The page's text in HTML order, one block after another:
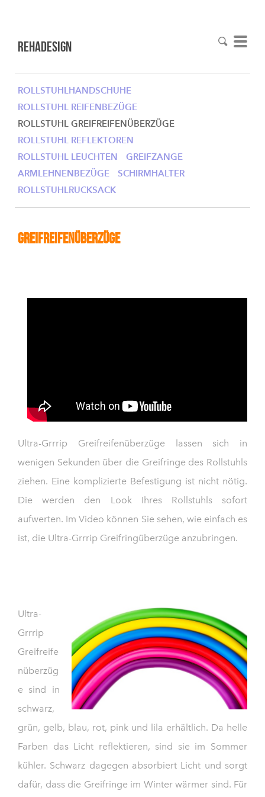
RehaDesign
ROLLSTUHLHANDSCHUHE
ROLLSTUHL REIFENBEZÜGE
ROLLSTUHL GREIFREIFENÜBERZÜGE
ROLLSTUHL REFLEKTOREN
ROLLSTUHL LEUCHTEN
GREIFZANGE
ARMLEHNENBEZÜGE
SCHIRMHALTER
ROLLSTUHLRUCKSACK
Greifreifenüberzüge
Ultra-Grrrip Greifreifenüberzüge lassen sich in
wenigen Sekunden über die Greifringe des Rollstuhls
ziehen. Eine komplizierte Befestigung ist nicht nötig.
Die werden den Look Ihres Rollstuhls sofort
aufwerten. Im Video können Sie sehen, wie einfach es
ist, die Ultra-Grrrip Greifringüberzüge anzubringen.
Ultra-
Grrrip
Greifreife
nüberzüg
e sind in
schwarz,
grün, gelb, blau, rot, pink und lila erhältlich. Da helle
Farben das Licht reflektieren, sind sie im Sommer
kühler. Schwarz dagegen absorbiert Licht und sorgt
dafür, dass die Greifringe im Winter wärmer sind. Für